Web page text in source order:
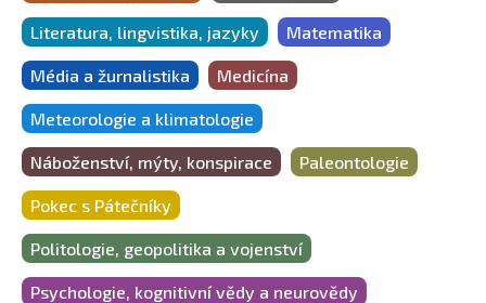
Literatura, lingvistika, jazyky Matematika
Média a žurnalistika Medicína
Meteorologie a klimatologie
Náboženství, mýty, konspirace Paleontologie
Pokec s Pátečníky
Politologie, geopolitika a vojenství
Psychologie, kognitivní vědy a neurovědy